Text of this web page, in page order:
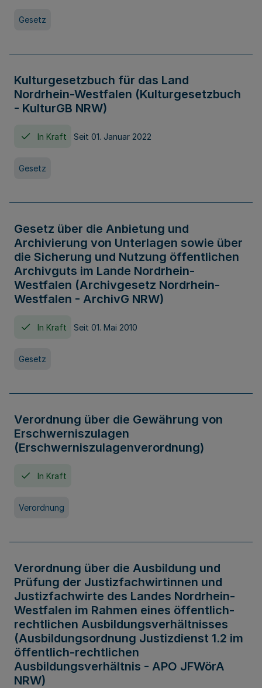
Gesetz
Kulturgesetzbuch für das Land
Nordrhein-Westfalen (Kulturgesetzbuch
- KulturGB NRW)
In Kraft Seit 01. Januar 2022
Gesetz
Gesetz über die Anbietung und
Archivierung von Unterlagen sowie über
die Sicherung und Nutzung öffentlichen
Archivguts im Lande Nordrhein-
Westfalen (Archivgesetz Nordrhein-
Westfalen - ArchivG NRW)
In Kraft Seit 01. Mai 2010
Gesetz
Verordnung über die Gewährung von
Erschwerniszulagen
(Erschwerniszulagenverordnung)
In Kraft
Verordnung
Verordnung über die Ausbildung und
Prüfung der Justizfachwirtinnen und
Justizfachwirte des Landes Nordrhein-
Westfalen im Rahmen eines öffentlich-
rechtlichen Ausbildungsverhältnisses
(Ausbildungsordnung Justizdienst 1.2 im
öffentlich-rechtlichen
Ausbildungsverhältnis - APO JFWörA
NRW)